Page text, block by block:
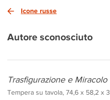
Icone russe
Autore sconosciuto
Trasfigurazione e
Tempera su tavola, 74,6 x 58,2 x